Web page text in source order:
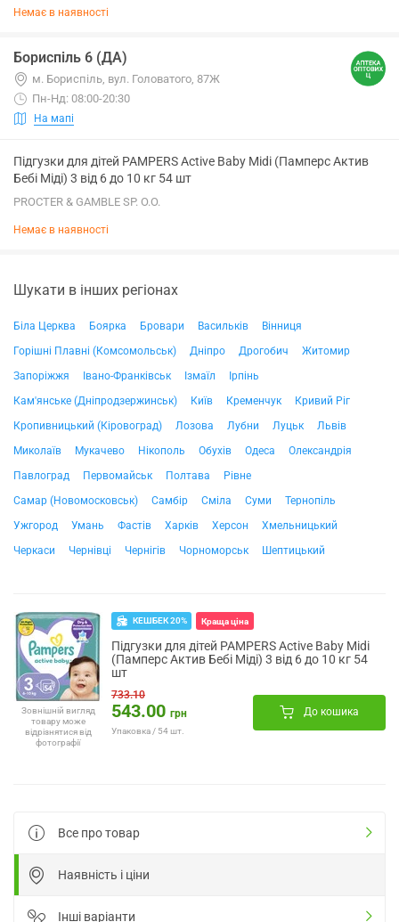
Немає в наявності
Бориспіль 6 (ДА)
м. Бориспіль, вул. Головатого, 87Ж
Пн-Нд: 08:00-20:30
На мапі
Підгузки для дітей PAMPERS Active Baby Midi (Памперс Актив
Бебі Міді) 3 від 6 до 10 кг 54 шт
PROCTER & GAMBLE SP. O.O.
Немає в наявності
Шукати в інших регіонах
Біла Церква Боярка Бровари Васильків
Вінниця
Горішні Плавні (Комсомольськ)
Дніпро Дрогобич
Житомир
Запоріжжя
Івано-Франківськ Ізмаїл
Ірпінь
Кам'янське (Дніпродзержинськ)
Київ Кременчук
Кривий Ріг
Кропивницький (Кіровоград)
Лозова Лубни Луцьк
Львів
Миколаїв
Мукачево Нікополь Обухів Одеса
Олександрія
Павлоград
Первомайськ Полтава
Рівне
Самар (Новомосковськ)
Самбір Сміла Суми
Тернопіль
Ужгород
Умань Фастів Харків Херсон
Хмельницький
Черкаси
Чернівці Чернігів Чорноморськ Шептицький
Зовнішній вигляд
товару може
відрізнятися від
фотографії
КЕШБЕК 20% Краща ціна
Підгузки для дітей PAMPERS Active Baby Midi
(Памперс Актив Бебі Міді) 3 від 6 до 10 кг 54
шт
733.10
543.00 грн
Упаковка / 54 шт.
До кошика
Все про товар
Наявність і ціни
Інші варіанти